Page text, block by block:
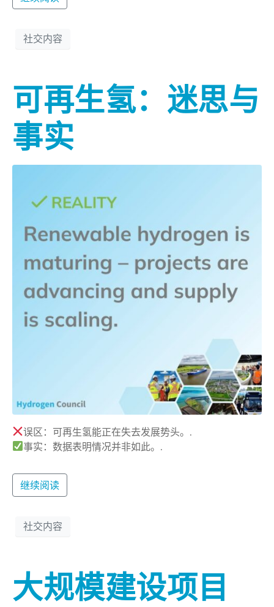
社交内容
可再生氢：迷思与
事实
误区：可再生氢能正在失去发展势头。.
事实：数据表明情况并非如此。.
继续阅读
社交内容
大规模建设项目